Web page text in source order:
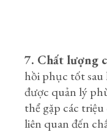
7. Chất lượng
hồi phục tốt sau
được quản lý
thể gặp các
liên quan đến